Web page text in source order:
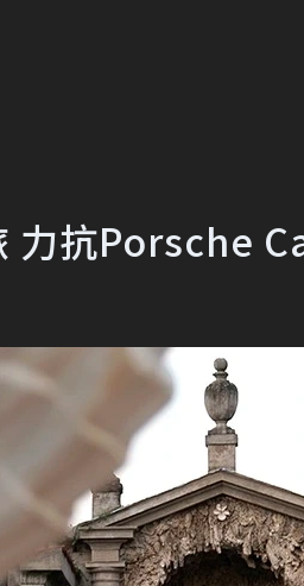
抗Porsche